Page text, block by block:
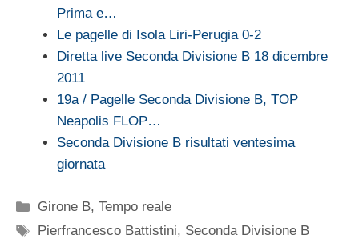
Prima e…
Le pagelle di Isola Liri-Perugia 0-2
Diretta live Seconda Divisione B 18 dicembre
2011
19a / Pagelle Seconda Divisione B, TOP
Neapolis FLOP…
Seconda Divisione B risultati ventesima
giornata
Categorie
Girone B,Tempo reale
Tag
Pierfrancesco Battistini, Seconda Divisione B